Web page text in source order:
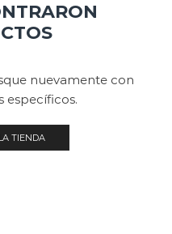
nuevamente con
específicos.
TIENDA